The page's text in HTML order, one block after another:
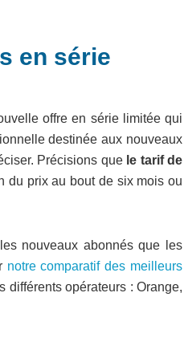
en série
offre en série limitée qui
destinée aux nouveaux
Précisions que le tarif de
du prix au bout de six mois ou
nouveaux abonnés que les
notre comparatif des meilleurs
différents opérateurs : Orange,